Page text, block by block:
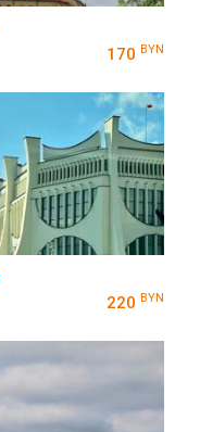
170 BYN
220 BYN